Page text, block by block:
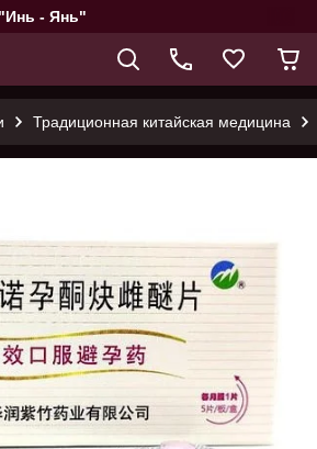
"Инь - Янь"
Традиционная китайская медицина